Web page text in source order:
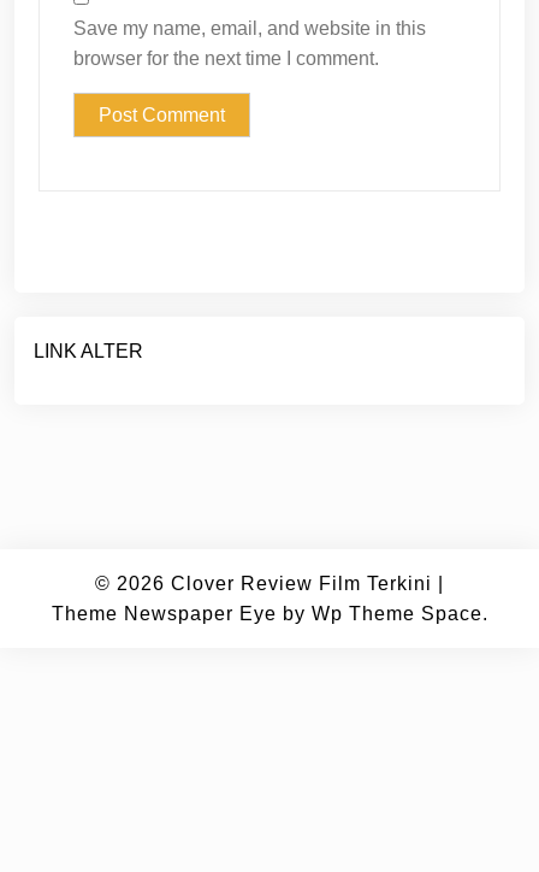
Save my name, email, and website in this
browser for the next time I comment.
LINK ALTER
© 2026 Clover Review Film Terkini
Theme Newspaper Eye by Wp Theme Space.